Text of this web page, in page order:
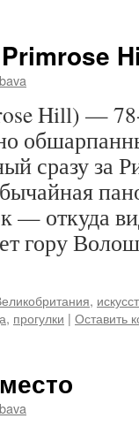
Hill) —
сразу за
— откуда
гору
,
, прогулки | Оставить